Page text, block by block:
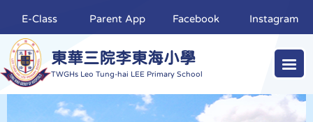
東華三院李東海小學
TWGHs Leo Tung-hai LEE Primary School
E-Class Parent App Facebook Instagram